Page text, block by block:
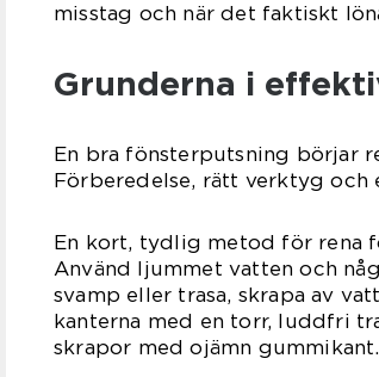
misstag och när det faktiskt
Grunderna i
En bra fönsterputsning börjar
Förberedelse, rätt verktyg och
En kort, tydlig metod för rena
Använd ljummet vatten och
svamp eller trasa, skrapa av
kanterna med en torr, luddfri
skrapor med ojämn gummikant.